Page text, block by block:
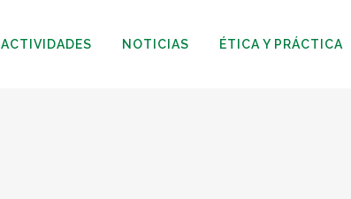
ACTIVIDADES NOTICIAS ÉTICA Y PRÁCTICA